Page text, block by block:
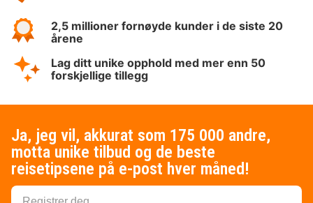
2,5 millioner fornøyde kunder i de siste 20
årene
Lag ditt unike opphold med mer enn 50
forskjellige tillegg
Ja, jeg vil, akkurat som 175 000 andre,
motta unike tilbud og de beste
reisetipsene på e-post hver måned!